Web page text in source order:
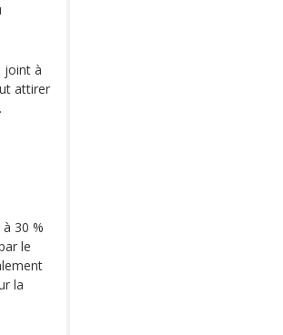
joint à
attirer
30 %
le
la